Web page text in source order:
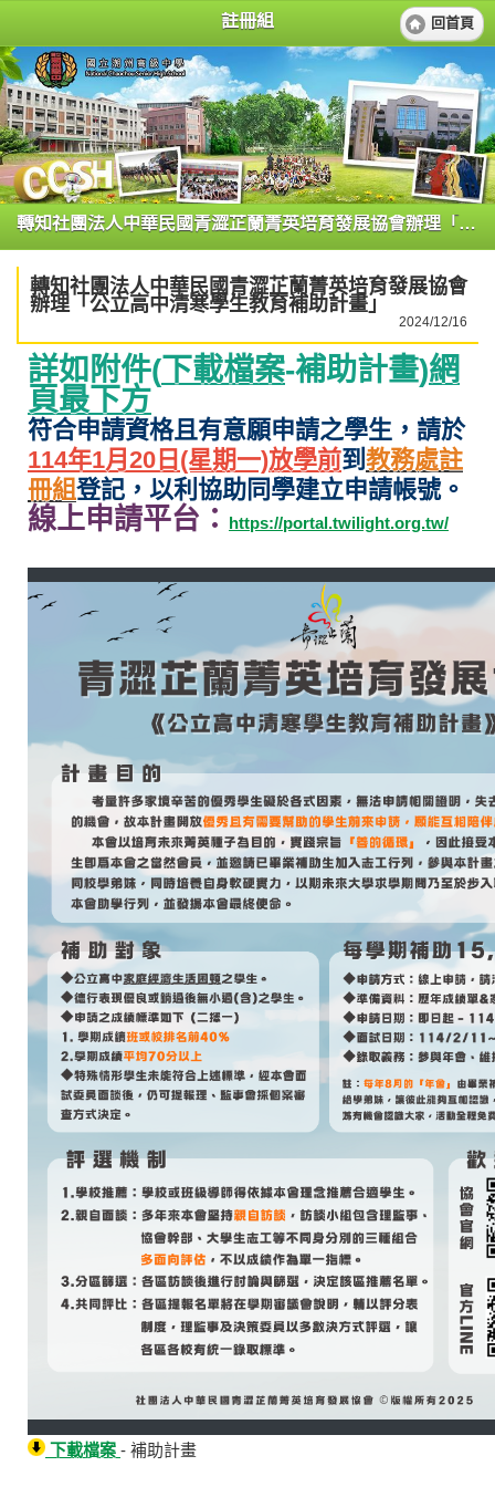
註冊組 回首頁
轉知社團法人中華民國青澀芷蘭菁英培育發展協會辦理「公立高中清寒學生教育補助計畫」
轉知社團法人中華民國青澀芷蘭菁英培育發展協會
辦理「公立高中清寒學生教育補助計畫」
2024/12/16
詳如附件(下載檔案-補助計畫)網
頁最下方
符合申請資格且有意願申請之學生，請於
114年1月20日(星期一)放學前到 教務處註
冊組登記，以利協助同學建立申請帳號。
線上申請平台： https://portal.twilight.org.tw/
下載檔案 - 補助計畫